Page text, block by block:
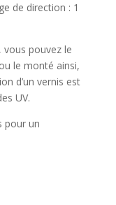
de direction : 1
vous pouvez le
le monté ainsi,
d’un vernis est
UV.
pour un